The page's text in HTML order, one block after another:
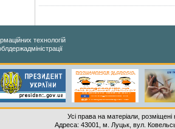
технологій
Усі права на матеріали,
Адреса: 43001, м. Луцьк, вул.